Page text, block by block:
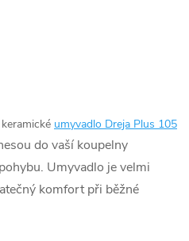
umyvadlo Dreja Plus 105
do vaší koupelny
Umyvadlo je velmi
komfort při běžné